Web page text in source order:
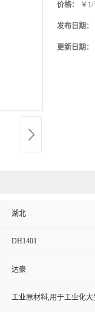
价格： ￥
发布日期：
更新日期：
湖北
DH1401
达豪
工业原材料,用于工业化大